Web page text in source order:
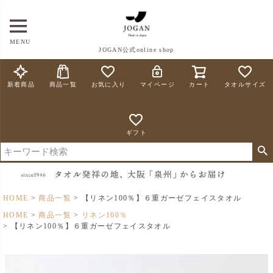
MENU
JOGAN公式online shop
新着商品 商品一覧 お気に入り マイページ カート タオルサイズ
ギフト
HOME 商品一覧
【リネン100％】６重ガーゼフェイスタオル
HOME
商品一覧
リネン100％
【リネン100％】６重ガーゼフェイスタオル